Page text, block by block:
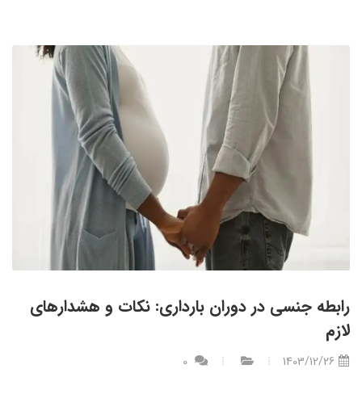
رابطه جنسی در دوران بارداری: نکات و هشدارهای
لازم
1403/12/26